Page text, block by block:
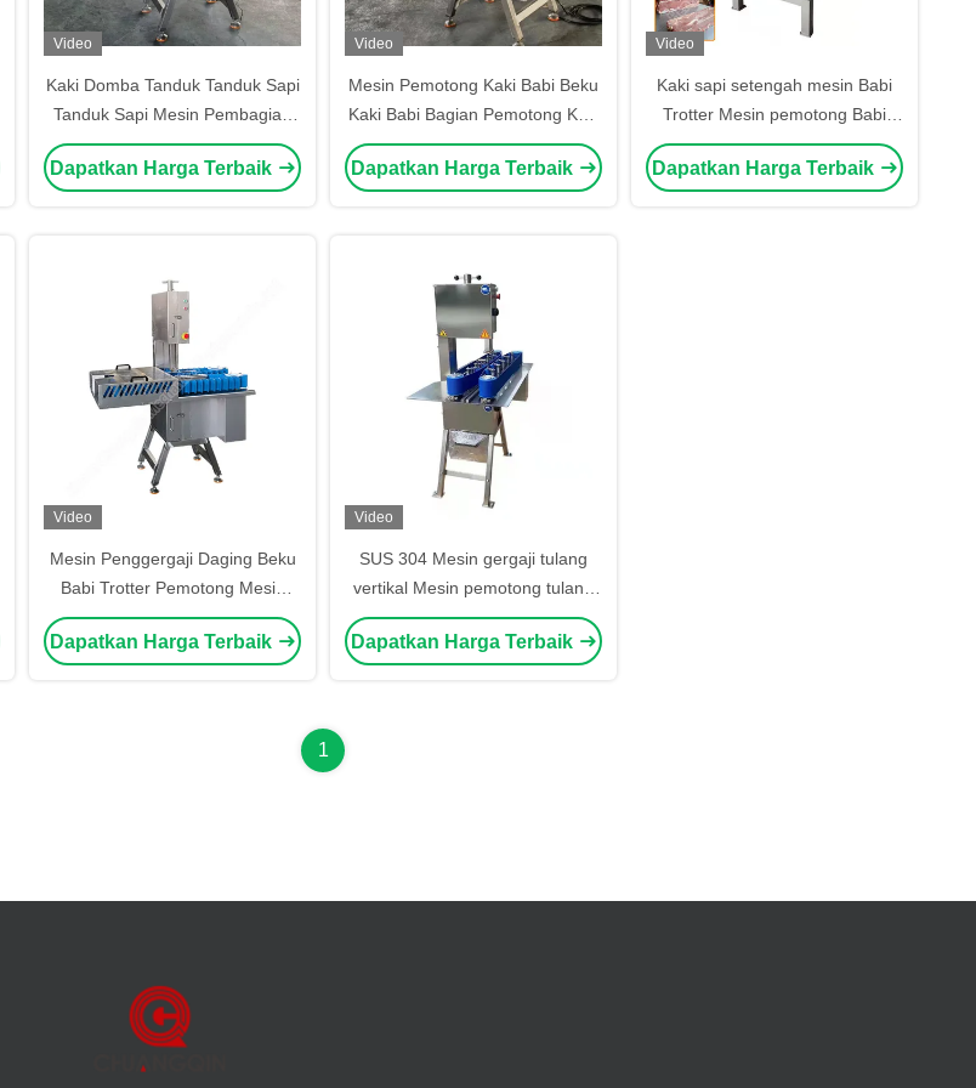
Video
Kaki Domba Tanduk Tanduk Sapi
Tanduk Sapi Mesin Pembagian
Kaki Babi Industri
Dapatkan Harga Terbaik
Video
Mesin Pemotong Kaki Babi Beku
Kaki Babi Bagian Pemotong Kaki
Sapi Pemotong Kaki Sapi Mesin
Pemotong Kaki Sapi
Dapatkan Harga Terbaik
Video
Kaki sapi setengah mesin Babi
Trotter Mesin pemotong Babi
kaki setengah potong gergaji
Dapatkan Harga Terbaik
Video
Mesin Penggergaji Daging Beku
Babi Trotter Pemotong Mesin
Bone Saw Mesin Meja Atas
Dapatkan Harga Terbaik
Video
SUS 304 Mesin gergaji tulang
vertikal Mesin pemotong tulang
daging 300-500kg/H
Dapatkan Harga Terbaik
1